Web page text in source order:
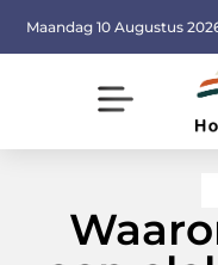
Maandag 10 Augustus